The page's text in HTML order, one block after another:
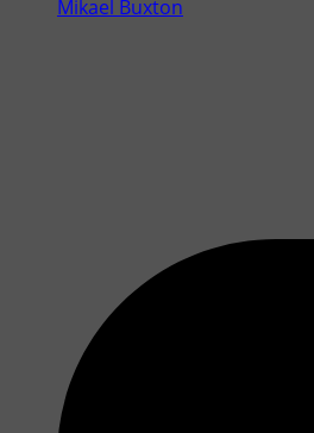
Mikael Buxton